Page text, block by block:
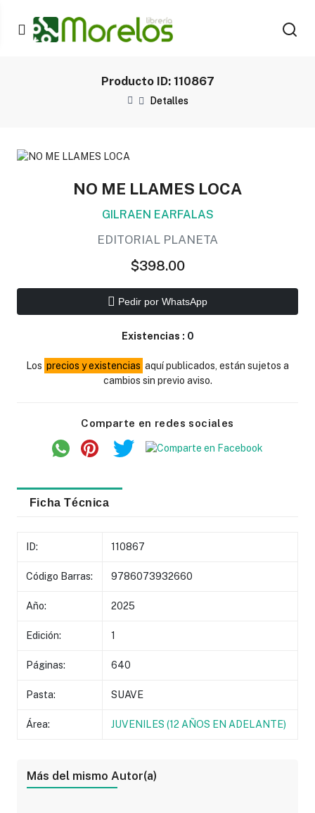
Producto ID: 110867
Detalles
NO ME LLAMES LOCA
GILRAEN EARFALAS
EDITORIAL PLANETA
$398.00
Pedir por WhatsApp
Existencias : 0
Los precios y existencias aquí publicados, están sujetos a
cambios sin previo aviso.
Comparte en redes sociales
Ficha Técnica
ID: 110867
Código Barras: 9786073932660
Año: 2025
Edición: 1
Páginas: 640
Pasta: SUAVE
Área: JUVENILES (12 AÑOS EN ADELANTE)
Más del mismo Autor(a)